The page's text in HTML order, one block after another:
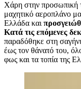
Χάρη στην προσωπική
μαχητικό αεροπλάνο
Ελλάδα και
Κατά τις επόμενες
παραδόθηκε στη
έως τον θάνατό του,
φως και τα τοπία της